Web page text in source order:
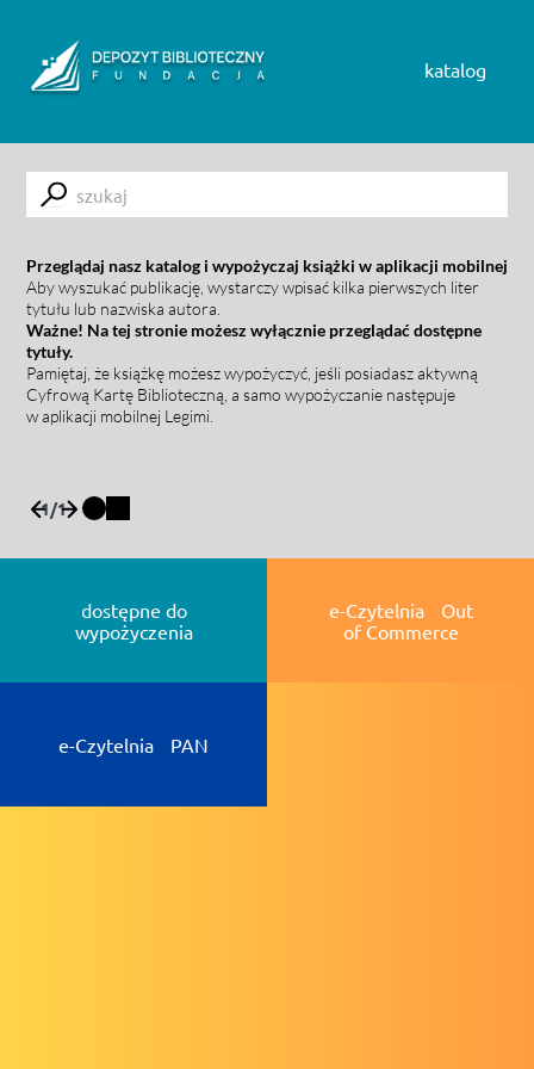
katalog
Submit
Przeglądaj nasz katalog i wypożyczaj książki w aplikacji mobilnej
Aby wyszukać publikację, wystarczy wpisać kilka pierwszych liter
tytułu lub nazwiska autora.
Ważne! Na tej stronie możesz wyłącznie przeglądać dostępne
tytuły.
Pamiętaj, że książkę możesz wypożyczyć, jeśli posiadasz aktywną
Cyfrową Kartę Biblioteczną, a samo wypożyczanie następuje
w aplikacji mobilnej Legimi.
1/1
dostępne do
wypożyczenia
e-Czytelnia Out
of Commerce
e-Czytelnia PAN